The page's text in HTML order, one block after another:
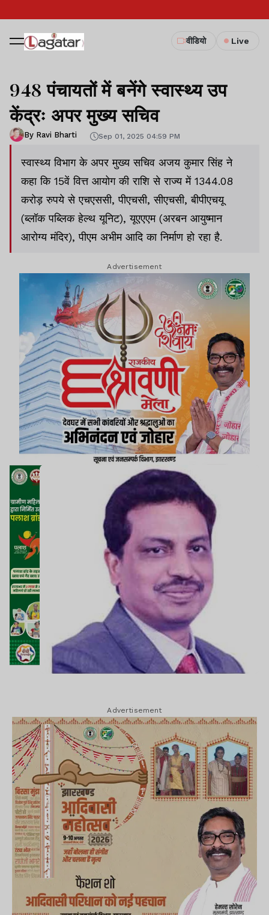
वीडियो Live
948 पंचायतों में बनेंगे स्वास्थ्य उप
केंद्रः अपर मुख्य सचिव
By Ravi Bharti Sep 01, 2025 04:59 PM
स्वास्थ्य विभाग के अपर मुख्य सचिव अजय कुमार सिंह ने
कहा कि 15वें वित्त आयोग की राशि से राज्य में 1344.08
करोड़ रुपये से एचएससी, पीएचसी, सीएचसी, बीपीएचयू
(ब्लॉक पब्लिक हेल्थ यूनिट), यूएएएम (अरबन आयुष्मान
आरोग्य मंदिर), पीएम अभीम आदि का निर्माण हो रहा है.
Advertisement
Advertisement